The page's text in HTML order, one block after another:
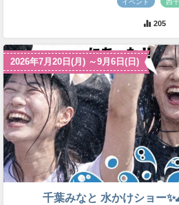
205
2026年7月20日(月) ～9月6日(日)
千葉みなと 水かけショー